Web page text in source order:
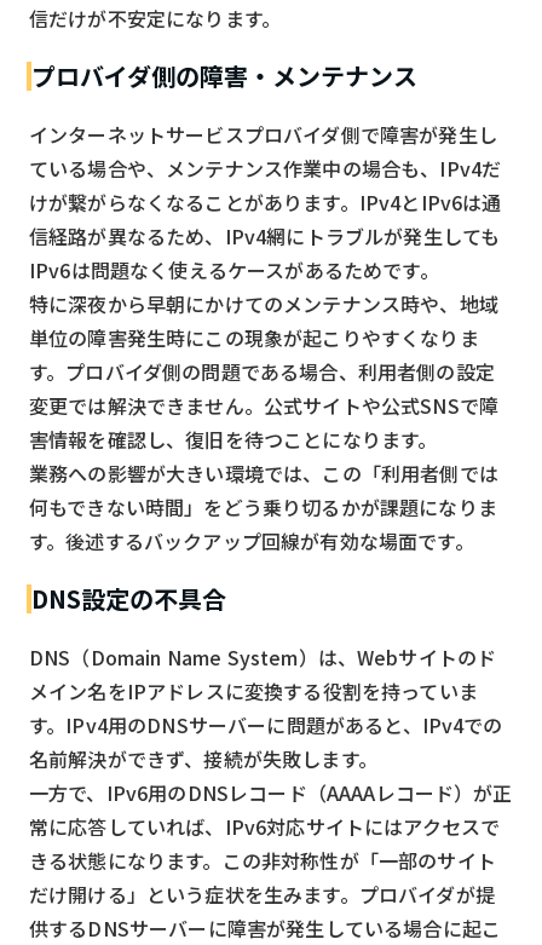
信だけが不安定になります。
プロバイダ側の障害・メンテナンス
インターネットサービスプロバイダ側で障害が発生し
ている場合や、メンテナンス作業中の場合も、IPv4だ
けが繋がらなくなることがあります。IPv4とIPv6は通
信経路が異なるため、IPv4網にトラブルが発生しても
IPv6は問題なく使えるケースがあるためです。
特に深夜から早朝にかけてのメンテナンス時や、地域
単位の障害発生時にこの現象が起こりやすくなりま
す。プロバイダ側の問題である場合、利用者側の設定
変更では解決できません。公式サイトや公式SNSで障
害情報を確認し、復旧を待つことになります。
業務への影響が大きい環境では、この「利用者側では
何もできない時間」をどう乗り切るかが課題になりま
す。後述するバックアップ回線が有効な場面です。
DNS設定の不具合
DNS（Domain Name System）は、Webサイトのド
メイン名をIPアドレスに変換する役割を持っていま
す。IPv4用のDNSサーバーに問題があると、IPv4での
名前解決ができず、接続が失敗します。
一方で、IPv6用のDNSレコード（AAAAレコード）が正
常に応答していれば、IPv6対応サイトにはアクセスで
きる状態になります。この非対称性が「一部のサイト
だけ開ける」という症状を生みます。プロバイダが提
供するDNSサーバーに障害が発生している場合に起こ